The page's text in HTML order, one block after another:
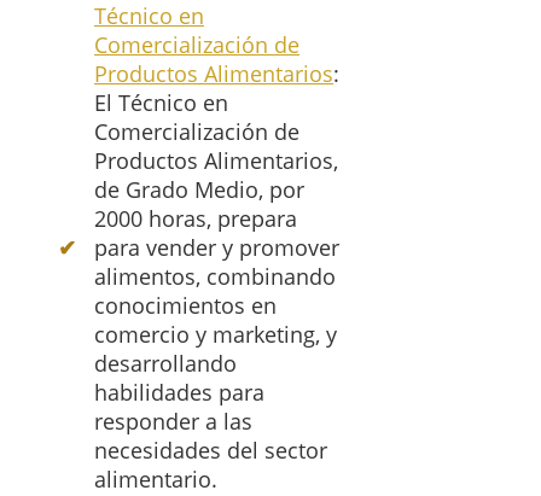
Técnico en
Comercialización de
Productos Alimentarios:
El Técnico en
Comercialización de
Productos Alimentarios,
de Grado Medio, por
2000 horas, prepara
para vender y promover
alimentos, combinando
conocimientos en
comercio y marketing, y
desarrollando
habilidades para
responder a las
necesidades del sector
alimentario.